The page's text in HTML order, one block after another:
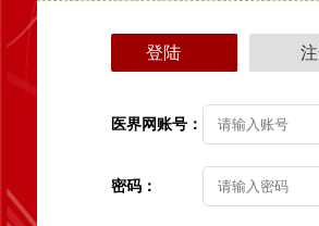
登陆
医界网账号：
密码：